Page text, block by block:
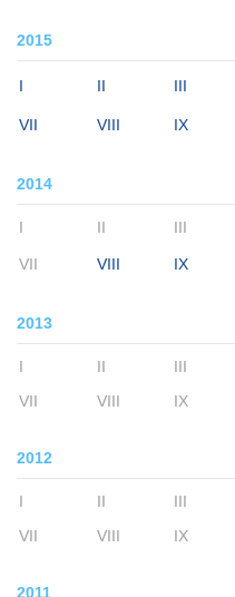
2015
I II III
VII VIII IX
2014
I II III
VII VIII IX
2013
I II III
VII
VIII IX
2012
I II III
VII
VIII IX
2011